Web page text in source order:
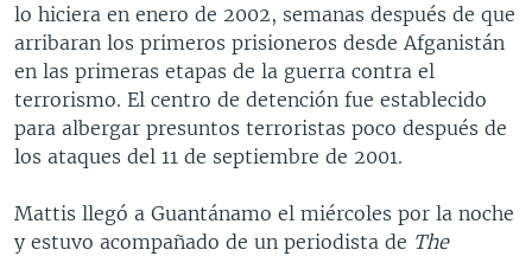
lo hiciera en enero de 2002, semanas después de que
arribaran los primeros prisioneros desde Afganistán
en las primeras etapas de la guerra contra el
terrorismo. El centro de detención fue establecido
para albergar presuntos terroristas poco después de
los ataques del 11 de septiembre de 2001.
Mattis llegó a Guantánamo el miércoles por la noche
y estuvo acompañado de un periodista de The